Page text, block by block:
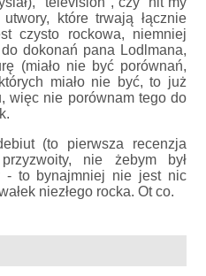
które trwają łącznie
czysto rockowa, niemniej
dokonań pana Lodlmana,
(miało nie być porównań,
miało nie być, to już
więc nie porównam tego do
(to pierwsza recenzja
nie żebym był
- to bynajmniej nie jest nic
niezłego rocka. Ot co.